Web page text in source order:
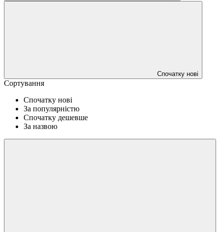
Спочатку нові
Сортування
Спочатку нові
За популярністю
Спочатку дешевше
За назвою